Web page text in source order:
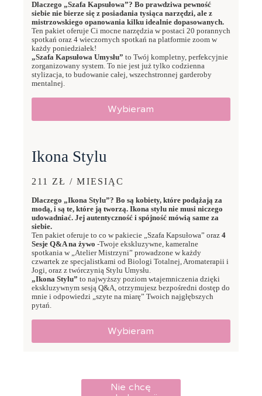
Dlaczego „Szafa Kapsułowa”? Bo prawdziwa pewność
siebie nie bierze się z posiadania tysiąca narzędzi, ale z
mistrzowskiego opanowania kilku idealnie dopasowanych.
Ten pakiet oferuje Ci mocne narzędzia w postaci 20 porannych
spotkań oraz 4 wieczornych spotkań na platformie zoom w
każdy poniedziałek!
„Szafa Kapsułowa Umysłu” to Twój kompletny, perfekcyjnie
zorganizowany system. To nie jest już tylko codzienna
stylizacja, to budowanie całej, wszechstronnej garderoby
mentalnej.
Wybieram
Ikona Stylu
211 ZŁ / MIESIĄC
Dlaczego „Ikona Stylu”? Bo są kobiety, które podążają za
modą, i są te, które ją tworzą. Ikona stylu nie musi niczego
udowadniać. Jej autentyczność i spójność mówią same za
siebie.
Ten pakiet oferuje to co w pakiecie „Szafa Kapsułowa” oraz 4
Sesje Q&A na żywo -Twoje ekskluzywne, kameralne
spotkania w „Atelier Mistrzyni” prowadzone w każdy
czwartek ze specjalistkami od Biologi Totalnej, Aromaterapii i
Jogi, oraz z twórczynią Stylu Umysłu.
„Ikona Stylu” to najwyższy poziom wtajemniczenia dzięki
ekskluzywnym sesją Q&A, otrzymujesz bezpośredni dostęp do
mnie i odpowiedzi „szyte na miarę” Twoich najgłębszych
pytań.
Wybieram
Nie chcę